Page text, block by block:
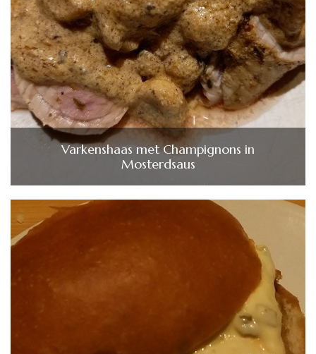
Varkenshaas met Champignons in
Mosterdsaus